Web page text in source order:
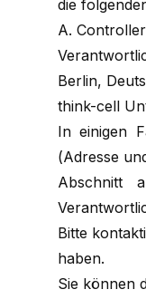
die
A.
Berlin,
think-cell
In einigen
(Adresse
Abschnitt
Bitte
haben.
Sie können